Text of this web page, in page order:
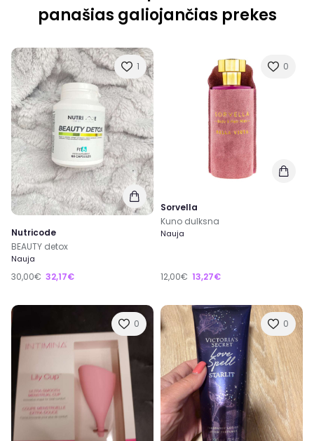
panašias galiojančias prekes
1
Nutricode
BEAUTY detox
Nauja
30,00€ 32,17€
0
Sorvella
Kuno dulksna
Nauja
12,00€ 13,27€
0 0